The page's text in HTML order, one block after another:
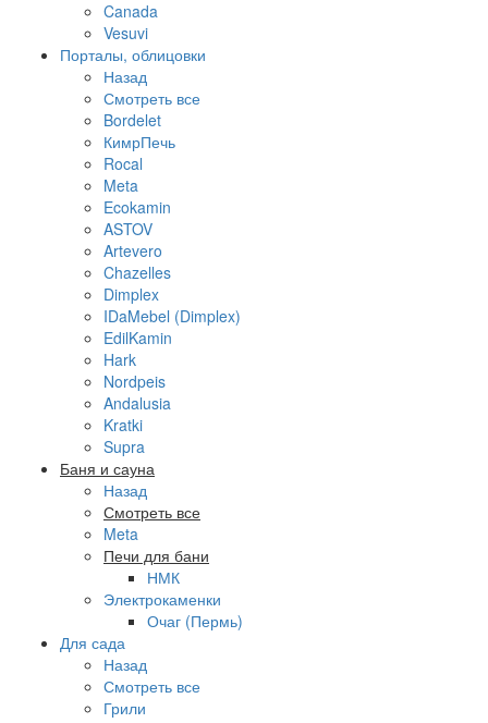
Canada
Vesuvi
Порталы, облицовки
Назад
Смотреть все
Bordelet
КимрПечь
Rocal
Meta
Ecokamin
ASTOV
Artevero
Chazelles
Dimplex
IDaMebel (Dimplex)
EdilKamin
Hark
Nordpeis
Andalusia
Kratki
Supra
Баня и сауна
Назад
Смотреть все
Meta
Печи для бани
НМК
Электрокаменки
Очаг (Пермь)
Для сада
Назад
Смотреть все
Грили